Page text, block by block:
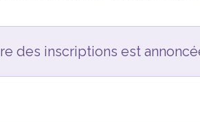
des inscriptions est